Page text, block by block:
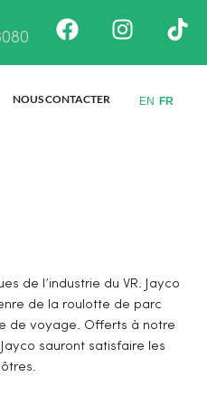
Facebook
NOUS CONTACTER EN FR
de l’industrie du VR. Jayco
de la roulotte de parc
de voyage. Offerts à notre
sauront satisfaire les